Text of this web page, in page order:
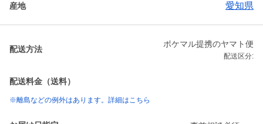
産地 愛知県
配送方法
ポケマル提携のヤマト便
配送区分:
配送料金（送料）
※離島などの例外はあります。詳細はこちら